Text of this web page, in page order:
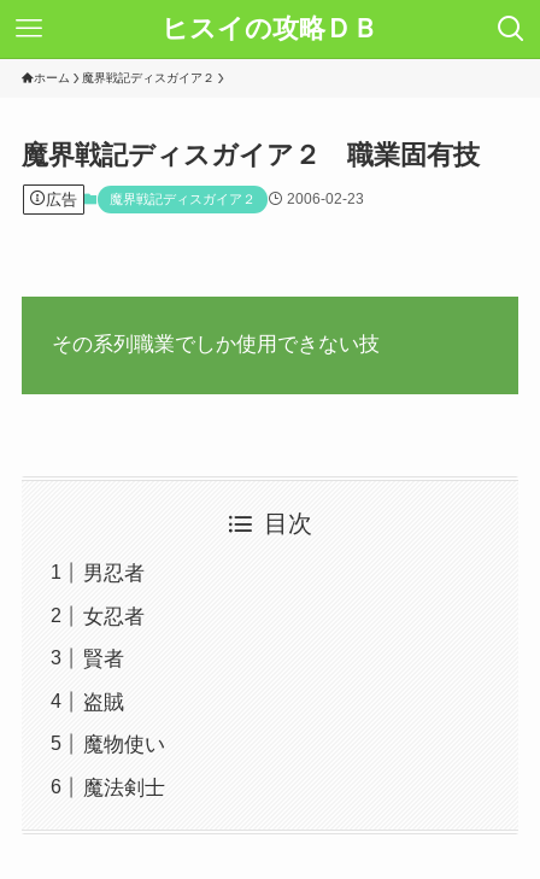
ヒスイの攻略ＤＢ
ホーム 魔界戦記ディスガイア２
魔界戦記ディスガイア２ 職業固有技
広告 魔界戦記ディスガイア２ 2006-02-23
その系列職業でしか使用できない技
目次
男忍者
女忍者
賢者
盗賊
魔物使い
魔法剣士